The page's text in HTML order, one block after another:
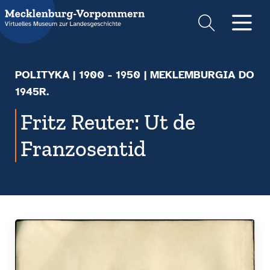
Suche
POLITYKA| 1900 - 1950 | MEKLEMBURGIA DO
1945R.
Fritz Reuter: Ut de
Franzosentid